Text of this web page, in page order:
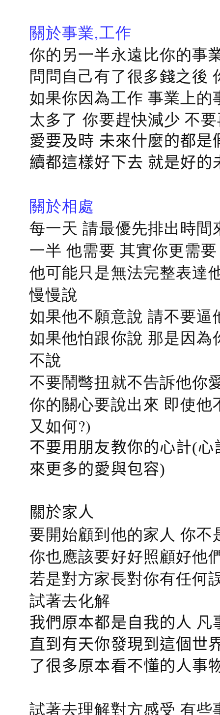
關於事業,工作
你的另一半永遠比你的事
問問自己有了很多錢之後
如果你因為工作 事業上
太多了 你要趕快減少 不
愛要及時 未來什麼的都
續都這樣好下去 就是好的
關於相處
每一天 請最優先排出時
一半 他需要 其實你更需要
他可能只是無法完整表達
慢慢說
如果他不願意說 請不要逼
如果他怕跟你說 那是因
不說
不要鬧彆扭就不告訴他你
你的關心要說出來 即使
又如何?)
不要用朋友教你的心計(
來更多的愛與包容)
關於家人
要開始顧到他的家人 你
你也應該要好好照顧好他
若是對方家長對你有任何
試著去化解
我們原本都是自我的人
直到有天你發現到這個世
了很多原本看不懂的人事
試著去理解對方感受 有